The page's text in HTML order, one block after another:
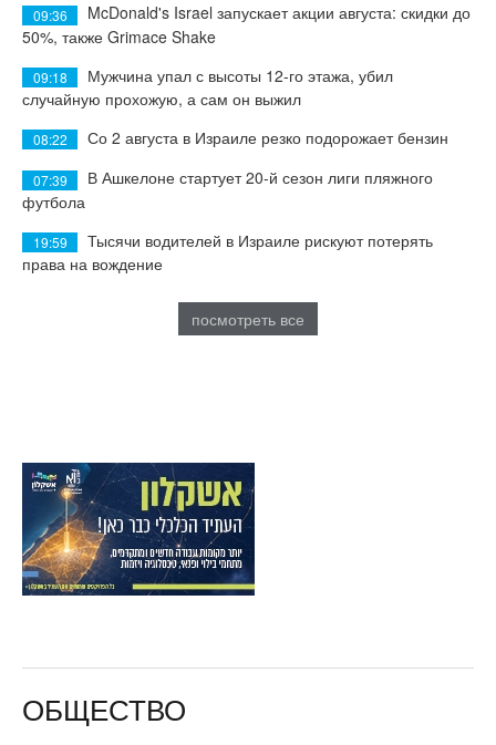
09:36
McDonald's Israel запускает акции августа: скидки до
50%, также Grimace Shake
09:18
Мужчина упал с высоты 12-го этажа, убил
случайную прохожую, а сам он выжил
08:22 Со 2 августа в Израиле резко подорожает бензин
07:39
В Ашкелоне стартует 20-й сезон лиги пляжного
футбола
19:59
Тысячи водителей в Израиле рискуют потерять
права на вождение
посмотреть все
ОБЩЕСТВО